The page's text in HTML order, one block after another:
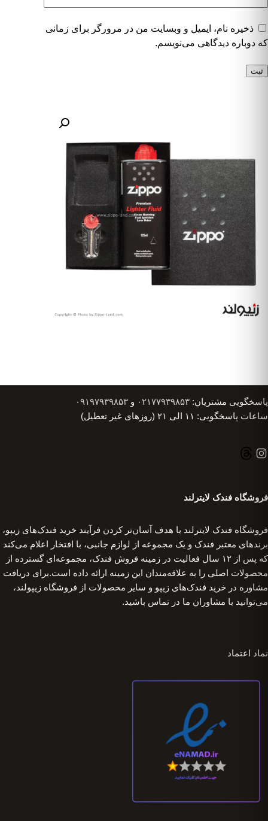
ذخیره نام، ایمیل و وبسایت من در مرورگر برای زمانی
که دوباره دیدگاهی می‌نویسم.
پاسخگویی مشتریان: ۰۲۱۷۷۹۳۹۸۵۳ و ۰۹۱۹۷۹۳۹۸۵۳
ساعات پاسخگویی: ۱۱ الی ۲۱ (روزهای غیر تعطیل)
فروشگاه فندک لایترلند
فروشگاه فندک لایترلند با هدف آسان‌تر کردن فرآیند خرید فندک‌های زیپو،
برندهای معتبر فندک و یک مجموعه از لوازم جانبی، با افتخار اعلام می‌کند
که پس از ۱۲ سال فعالیت در زمینه فروش فندک، مجموعه‌ای گسترده از
محصولات اصلی را به علاقه‌مندان این زمینه ارائه داده است.برای دریافت
مشاوره در خرید فندک‌های زیپو و سایر محصولات از فروشگاه زیپولند،
می‌توانید با مشاوران ما در تماس باشید.
نماد اعتماد